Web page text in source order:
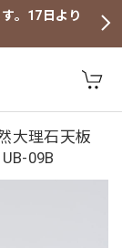
。17日より
大理石天板
09B